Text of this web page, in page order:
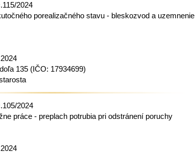
2024
porealizačného stavu - bleskozvod a uzemnenie
135 (IČO: 17934699)
2024
práce - preplach potrubia pri odstránení poruchy